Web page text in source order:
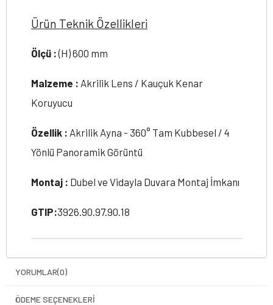
Ürün Teknik Özellikleri
Ölçü :(H) 600 mm
Malzeme : Akrilik Lens / Kauçuk Kenar
Koruyucu
Özellik : Akrilik Ayna - 360° Tam Kubbesel / 4
Yönlü Panoramik Görüntü
Montaj : Dubel ve Vidayla Duvara Montaj İmkanı
GTIP:3926.90.97.90.18
YORUMLAR(0)
ÖDEME SEÇENEKLERI